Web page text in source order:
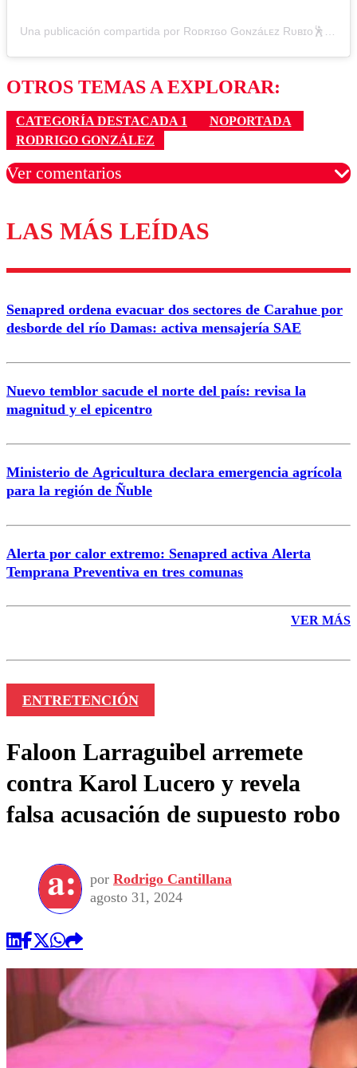
Una publicación compartida por Rᴏᴅʀɪɢᴏ Gᴏɴᴢáʟᴇᴢ Rᴜʙɪᴏ🕺 (@gonzalezcomediante)
OTROS TEMAS A EXPLORAR:
CATEGORÍA DESTACADA 1
NOPORTADA
RODRIGO GONZÁLEZ
Ver comentarios
Los comentarios son moderados para garantizar un
diálogo respetuoso.
Correo
LAS MÁS LEÍDAS
Senapred ordena evacuar dos sectores de Carahue por
desborde del río Damas: activa mensajería SAE
Nuevo temblor sacude el norte del país: revisa la
magnitud y el epicentro
Ministerio de Agricultura declara emergencia agrícola
para la región de Ñuble
Alerta por calor extremo: Senapred activa Alerta
Temprana Preventiva en tres comunas
VER MÁS
ENTRETENCIÓN
Faloon Larraguibel arremete
contra Karol Lucero y revela
falsa acusación de supuesto robo
por Rodrigo Cantillana
agosto 31, 2024